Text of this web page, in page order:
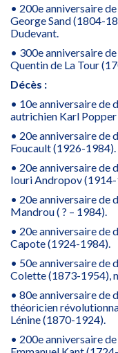
• 200e anniversaire
George Sand (1804-
Dudevant.
• 300e anniversaire
Quentin de La Tour
Décès :
• 10e anniversaire de
autrichien Karl
• 20e anniversaire de
Foucault (1926-1984).
• 20e anniversaire de
Iouri Andropov
• 20e anniversaire de
Mandrou ( ? – 1984).
• 20e anniversaire de
Capote (1924-1984).
• 50e anniversaire de
Colette (1873-1954),
• 80e anniversaire de
théoricien
Lénine (1870-1924).
• 200e anniversaire